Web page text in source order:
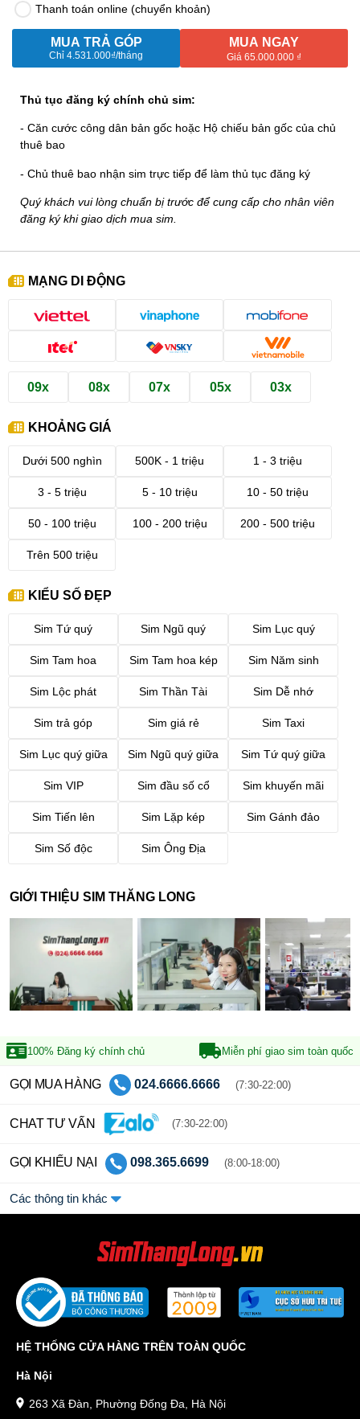
Thanh toán online (chuyển khoản)
MUA TRẢ GÓP
Chỉ 4.531.000₫/tháng
MUA NGAY
Giá 65.000.000 ₫
Thủ tục đăng ký chính chủ sim:
- Căn cước công dân bản gốc hoặc Hộ chiếu bản gốc của chủ
thuê bao
- Chủ thuê bao nhận sim trực tiếp để làm thủ tục đăng ký
Quý khách vui lòng chuẩn bị trước để cung cấp cho nhân viên
đăng ký khi giao dịch mua sim.
MẠNG DI ĐỘNG
09x 08x 07x 05x 03x
KHOẢNG GIÁ
Dưới 500 nghìn 500K - 1 triệu 1 - 3 triệu
3 - 5 triệu 5 - 10 triệu 10 - 50 triệu
50 - 100 triệu 100 - 200 triệu 200 - 500 triệu
Trên 500 triệu
KIỂU SỐ ĐẸP
Sim Tứ quý Sim Ngũ quý Sim Lục quý
Sim Tam hoa Sim Tam hoa kép Sim Năm sinh
Sim Lộc phát Sim Thần Tài Sim Dễ nhớ
Sim trả góp Sim giá rẻ Sim Taxi
Sim Lục quý giữa Sim Ngũ quý giữa Sim Tứ quý giữa
Sim VIP Sim đầu số cổ Sim khuyến mãi
Sim Tiến lên Sim Lặp kép Sim Gánh đảo
Sim Số độc Sim Ông Địa
GIỚI THIỆU SIM THĂNG LONG
100% Đăng ký chính chủ Miễn phí giao sim toàn quốc
GỌI MUA HÀNG 024.6666.6666 (7:30-22:00)
CHAT TƯ VẤN (7:30-22:00)
GỌI KHIẾU NẠI 098.365.6699 (8:00-18:00)
Các thông tin khác
HỆ THỐNG CỬA HÀNG TRÊN TOÀN QUỐC
Hà Nội
263 Xã Đàn, Phường Đống Đa, Hà Nội